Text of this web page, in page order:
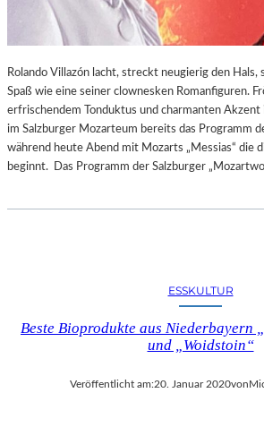
Rolando Villazón lacht, streckt neugierig den
Spaß wie eine seiner clownesken Romanfiguren.
erfrischendem Tonduktus und charmanten
im Salzburger Mozarteum bereits das Programm
während heute Abend mit Mozarts „Messias“ die
beginnt. Das Programm der Salzburger
ESSKULTUR
Beste Bioprodukte aus Niederbayern
und „Woidstoin“
Veröffentlicht am:20. Januar 2020von